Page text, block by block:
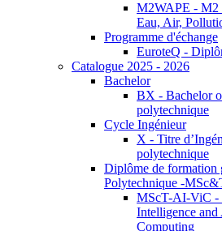
M2WAPE - M2
Eau, Air,
Programme d'échange
EuroteQ -
Catalogue 2025 - 2026
Bachelor
BX - Bachelor
polytechnique
Cycle Ingénieur
X - Titre
polytechnique
Diplôme de formation
Polytechnique -
MScT-AI-ViC -
Intelligence
Computing